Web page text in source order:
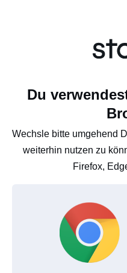
Du
Wechsle bitte umgehend
weiterhin nutzen zu
Firefox,